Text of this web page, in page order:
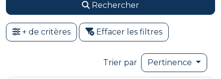
Rechercher
+ de critères Effacer les filtres
Trier par Pertinence